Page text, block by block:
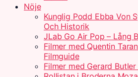
Nöje
Kunglig Podd Ebba Von
Och Historik
JLab Go Air Pop – Lång
Filmer med Quentin
Filmguide
Filmer med Gerard